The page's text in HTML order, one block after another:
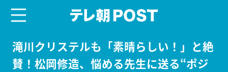
滝川クリステルも「素晴らしい！」と絶
賛！松岡修造、悩める先生に送る“ポジ